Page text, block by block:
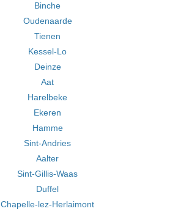
Binche
Oudenaarde
Tienen
Kessel-Lo
Deinze
Aat
Harelbeke
Ekeren
Hamme
Sint-Andries
Aalter
Sint-Gillis-Waas
Duffel
Chapelle-lez-Herlaimont